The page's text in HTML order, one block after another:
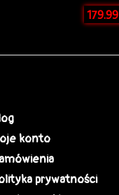
179.99
konto
prywatności